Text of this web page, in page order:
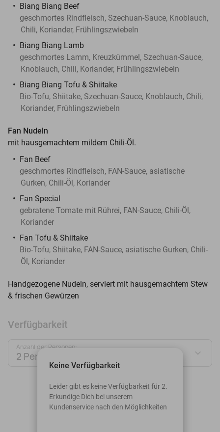
Biang Biang Beef
geschmortes Rindfleisch, Szechuan-Sauce, Knoblauch,
Chili, Koriander, Frühlingszwiebeln
Biang Biang Lamb
geschmortes Lamm, Kreuzkümmel, Szechuan-Sauce,
Knoblauch, Chili, Koriander, Frühlingszwiebeln
Biang Biang Tofu & Shiitake
Bio-Tofu, Shiitake, Szechuan-Sauce, Knoblauch, Chili,
Koriander, Frühlingszwiebeln
Fan Nudeln
mit hausgemachtem mildem Chili-Öl.
Fan Beef
geschmortes Rindfleisch, FAN-Sauce, asiatische
Gurken, Chili-Öl, Koriander
Fan Special
gebratene Tomate mit Rührei, FAN-Sauce, Chili-Öl,
Koriander
Fan Tofu & Shiitake
Bio-Tofu, Shiitake, FAN-Sauce, asiatische Gurken, Chili-
Öl, Koriander
Handgezogene Nudeln, serviert mit hausgemachtem Stew
& frischen Gewürzen
Verfügbarkeit
Anzahl der Personen:
2 Personen
August 2026
Mo
Di Mi Do Fr
Keine Verfügbarkeit
Leider gibt es keine Verfügbarkeit für 2.
Erkundige Dich bei unserem
Kundenservice nach den Möglichkeiten